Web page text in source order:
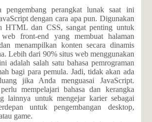
pengembang perangkat lunak saat ini
dengan cara apa pun. Digunakan
HTML dan CSS, sangat penting untuk
web front-end yang membuat halaman
menampilkan konten secara dinamis
Lebih dari 90% situs web menggunakan
adalah salah satu bahasa pemrograman
bagi para pemula. Jadi, tidak akan ada
jika Anda menguasai JavaScript.
mempelajari bahasa dan kerangka
lainnya untuk mengejar karier sebagai
untuk pengembangan desktop,
game.